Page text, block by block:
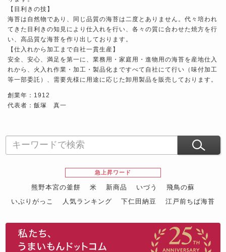
【目利きの技】
海苔は自然物であり、同じ品質の海苔は二度とありません。代々培われ
てきた目利きの知見により仕入れを行い、各々の質に合わせた焼方を行
い、高品質な海苔を作り出しております。
【仕入れから加工まで自社一貫生産】
安全、安心、満足を第一に、業務用・家庭用・進物用の海苔を産地仕入
れから、火入れ作業・加工・製品化まですべて自社にて行い（味付加工
等一部委託）、需要先様に用途に応じた卸用製品を販売しております。
創業年：1912
代表者：飯塚 真一
急上昇ワード
熊野本宮の釜餅 米 新商品 いづう
飛鳥の蘇
いぶりがっこ
人気ランキング 下仁田納豆
江戸前ちば海苔